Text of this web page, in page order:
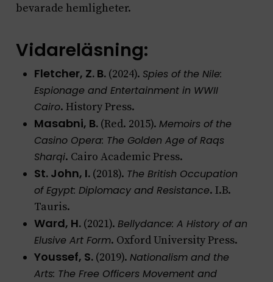
bevarade hemligheter.
Vidareläsning:
Fletcher, Z. B.(2024). Spies of the Nile:
Espionage and Entertainment in WWII
Cairo. History Press.
Masabni, B.(Red. 2015). Memoirs of the
Casino Opera: The Golden Age of Raqs
Sharqi. Cairo Academic Press.
St. John, I.(2018). The British Occupation
of Egypt: Diplomacy and Resistance. I.B.
Tauris.
Ward, H.(2021). Bellydance: A History of an
Elusive Art Form. Oxford University Press.
Youssef, S.(2019). Nationalism and the
Arts: The Free Officers Movement and